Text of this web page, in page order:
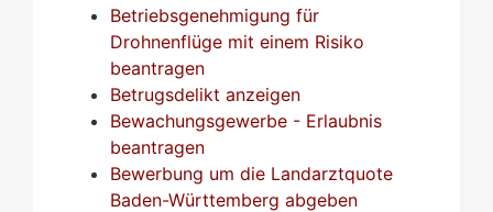
Betriebsgenehmigung für
Drohnenflüge mit einem Risiko
beantragen
Betrugsdelikt anzeigen
Bewachungsgewerbe - Erlaubnis
beantragen
Bewerbung um die Landarztquote
Baden-Württemberg abgeben